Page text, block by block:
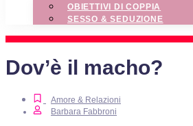
OBIETTIVI DI COPPIA
SESSO & SEDUZIONE
Dov’è il macho?
Amore & Relazioni
Barbara Fabbroni